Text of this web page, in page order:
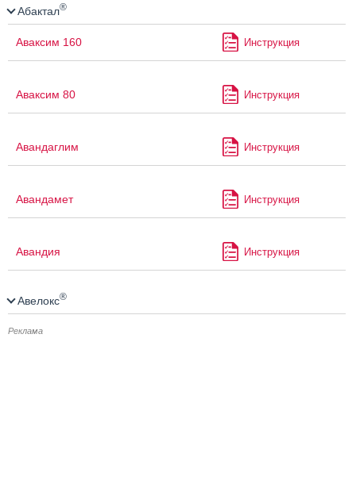
Абактал®
Аваксим 160 Инструкция
Аваксим 80 Инструкция
Авандаглим Инструкция
Авандамет Инструкция
Авандия Инструкция
Авелокс®
Реклама